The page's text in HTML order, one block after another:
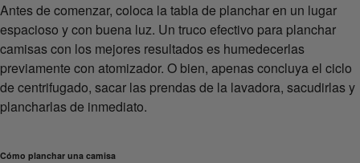
Antes de comenzar, coloca la tabla de planchar en un lugar
espacioso y con buena luz. Un truco efectivo para planchar
camisas con los mejores resultados es humedecerlas
previamente con atomizador. O bien, apenas concluya el ciclo
de centrifugado, sacar las prendas de la lavadora, sacudirlas y
plancharlas de inmediato.
Cómo planchar una camisa